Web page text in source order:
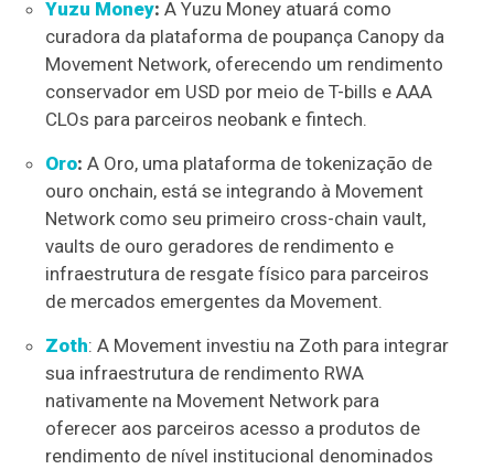
Yuzu Money: A Yuzu Money atuará como
curadora da plataforma de poupança Canopy da
Movement Network, oferecendo um rendimento
conservador em USD por meio de T-bills e AAA
CLOs para parceiros neobank e fintech.
Oro: A Oro, uma plataforma de tokenização de
ouro onchain, está se integrando à Movement
Network como seu primeiro cross-chain vault,
vaults de ouro geradores de rendimento e
infraestrutura de resgate físico para parceiros
de mercados emergentes da Movement.
Zoth: A Movement investiu na Zoth para integrar
sua infraestrutura de rendimento RWA
nativamente na Movement Network para
oferecer aos parceiros acesso a produtos de
rendimento de nível institucional denominados